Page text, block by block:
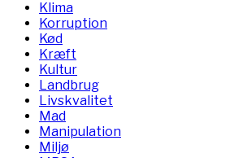
Klima
Korruption
Kød
Kræft
Kultur
Landbrug
Livskvalitet
Mad
Manipulation
Miljø